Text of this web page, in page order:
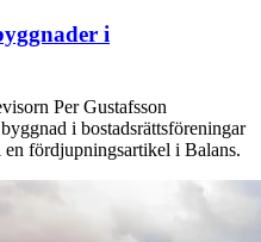
i
Per Gustafsson
i bostadsrättsföreningar
fördjupningsartikel i Balans.